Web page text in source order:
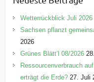
g
o
r
e
n
Wetterrückblick Juli 2026
Sachsen pflanzt
2026
Grünes Blätt’l 08/2026
Ressourcenverbrauch
erträgt die Erde? 27. Juli